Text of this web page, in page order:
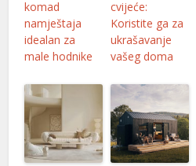
komad
namještaja
idealan za
male hodnike
cvijeće:
Koristite ga za
ukrašavanje
vašeg doma